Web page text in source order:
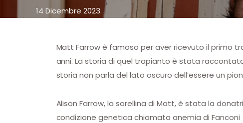
14 Dicembre 2023
Matt Farrow è famoso per aver ricevuto il primo
anni. La storia di quel trapianto è stata
storia non parla del lato oscuro dell’essere un
Alison Farrow, la sorellina di Matt, è stata la
condizione genetica chiamata anemia di